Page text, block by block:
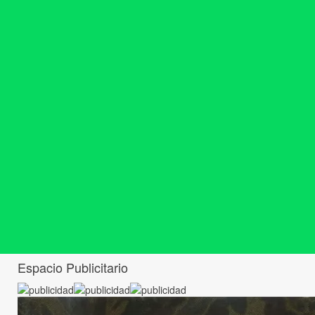
Espacio Publicitario